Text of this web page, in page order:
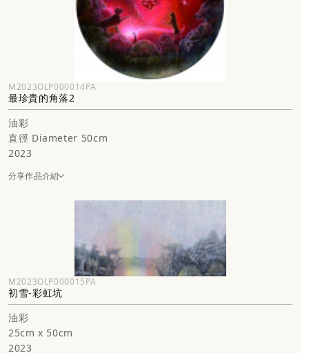
M2023OLP000014PA
最珍貴的角落2
油彩
直徑 Diameter 50cm
2023
分享作品介紹
M2023OLP000015PA
初雪-彩虹坑
油彩
25cm x 50cm
2023